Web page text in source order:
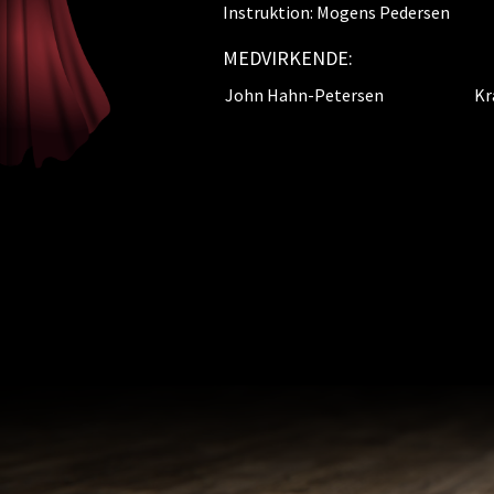
Instruktion: Mogens Pedersen
MEDVIRKENDE:
John Hahn-Petersen